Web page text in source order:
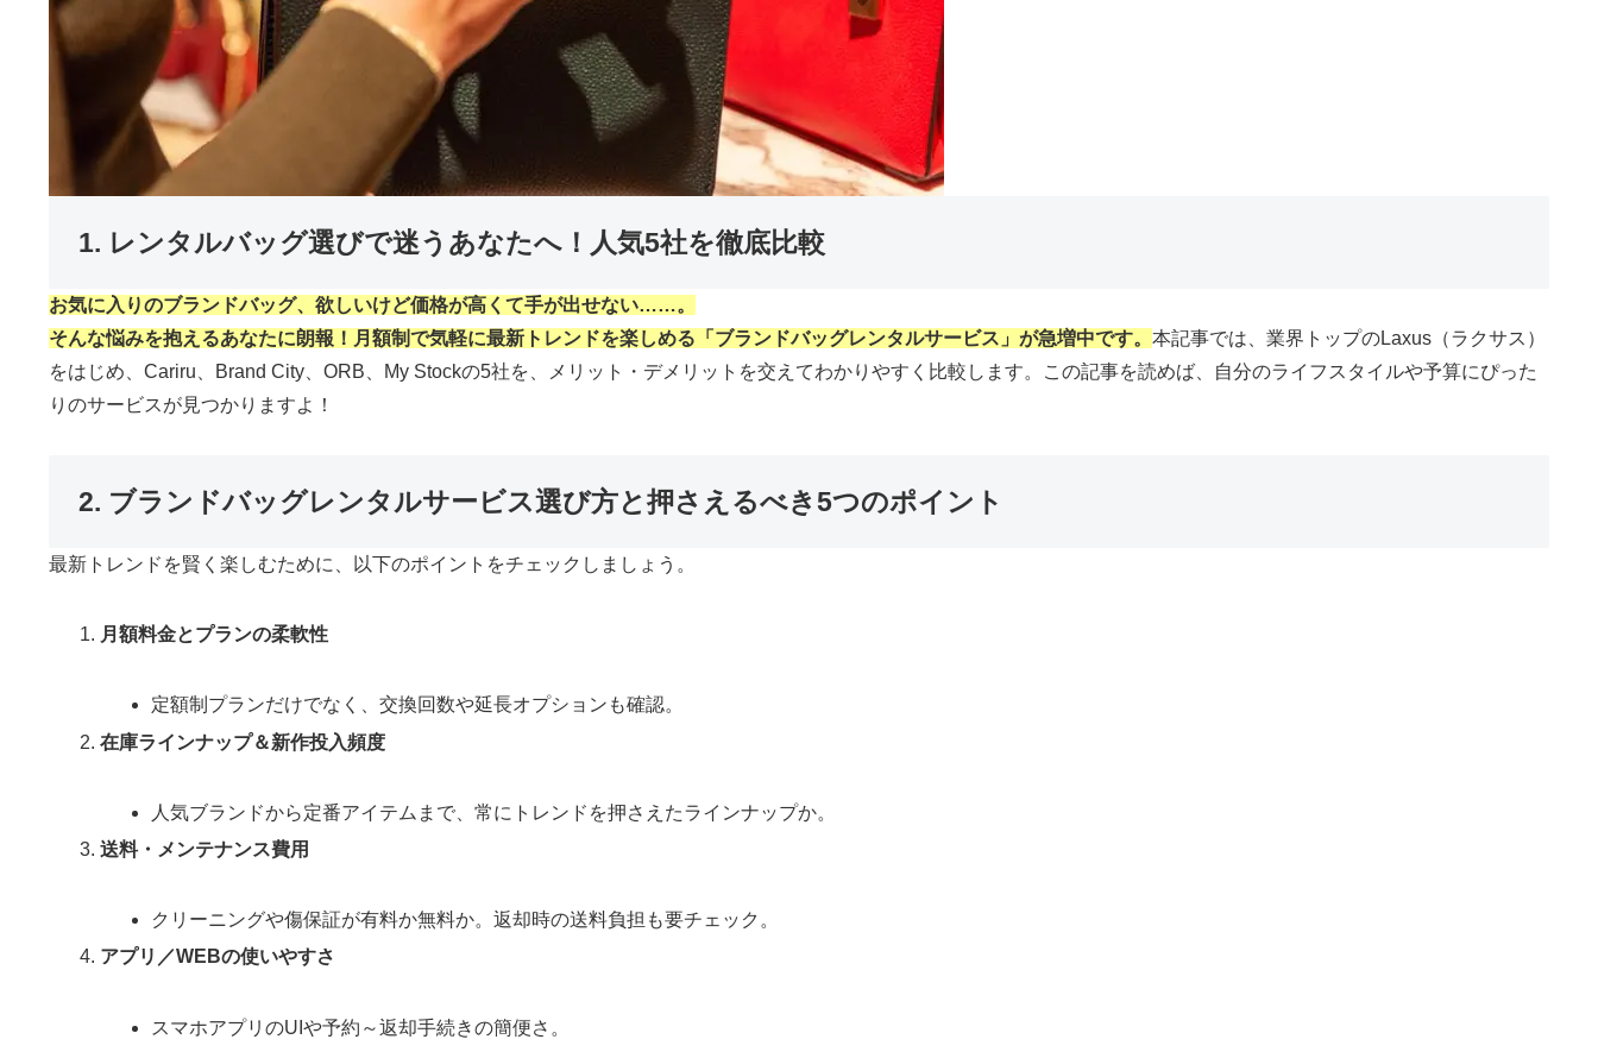
1. レンタルバッグ選びで迷うあなたへ！人気5社を徹底比較
お気に入りのブランドバッグ、欲しいけど価格が高くて手が出せない……。
そんな悩みを抱えるあなたに朗報！月額制で気軽に最新トレンドを楽しめる「ブランドバッグレンタルサービス」が急増中です。 本記事では、業界トップのLaxus（ラクサス）
をはじめ、Cariru、Brand City、ORB、My Stockの5社を、メリット・デメリットを交えてわかりやすく比較します。この記事を読めば、自分のライフスタイルや予算にぴった
りのサービスが見つかりますよ！
2. ブランドバッグレンタルサービス選び方と押さえるべき5つのポイント
最新トレンドを賢く楽しむために、以下のポイントをチェックしましょう。
月額料金とプランの柔軟性
定額制プランだけでなく、交換回数や延長オプションも確認。
在庫ラインナップ＆新作投入頻度
人気ブランドから定番アイテムまで、常にトレンドを押さえたラインナップか。
送料・メンテナンス費用
クリーニングや傷保証が有料か無料か。返却時の送料負担も要チェック。
アプリ／WEBの使いやすさ
スマホアプリのUIや予約～返却手続きの簡便さ。